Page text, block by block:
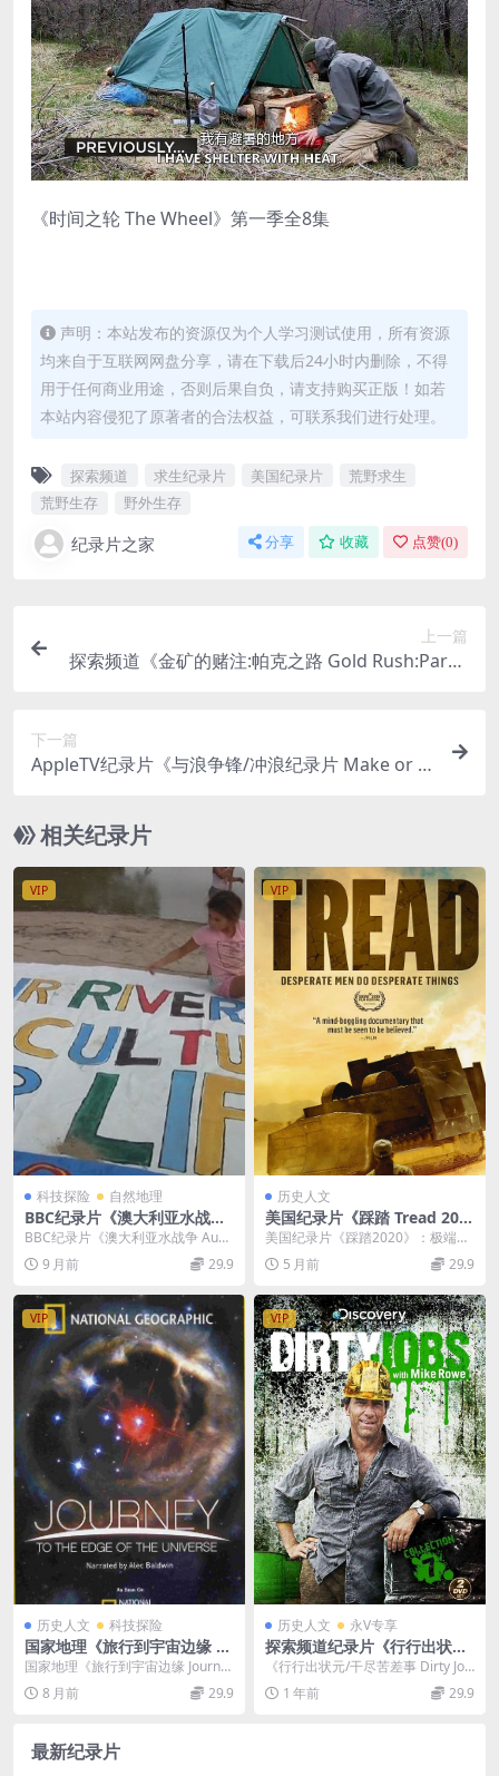
《时间之轮 The Wheel》第一季全8集
声明：本站发布的资源仅为个人学习测试使用，所有资源
均来自于互联网网盘分享，请在下载后24小时内删除，不得
用于任何商业用途，否则后果自负，请支持购买正版！如若
本站内容侵犯了原著者的合法权益，可联系我们进行处理。
探索频道 求生纪录片 美国纪录片
荒野求生
荒野生存
野外生存
纪录片之家 分享 收藏 点赞(0)
上一篇
探索频道《金矿的赌注:帕克之路 Gold Rush:Parke
下一篇
AppleTV纪录片《与浪争锋/冲浪纪录片 Make or B
K超清/2160P/MKV/108G
相关纪录片
VIP
科技探险 自然地理
BBC纪录片《澳大利亚水战争
Australia’s Water Wars 201
9》英语 720P/MKV/550M 澳
大利亚纪录片下载
BBC纪录片《澳大利亚水战争 Aust
ralia’s Water W...
9 月前 29.9
VIP
历史人文
美国纪录片《踩踏 Tread 202
0》英语中英双字 官方纯净版
1080P/MKV/1.68G 恶魔的复
仇
美国纪录片《踩踏2020》：极端复
仇事件的呈现 美国纪录片《踩踏Tr
ead 20...
5 月前 29.9
VIP
历史人文 科技探险
国家地理《旅行到宇宙边缘 Jo
urney To The Edge Of The
Universe》英语中英双字 108
0P/MKV/8.63G 高清百度网盘
国家地理《旅行到宇宙边缘 Journe
y To The Edge Of The ...
8 月前 29.9
VIP
历史人文 永V专享
探索频道纪录片《行行出状元/
干尽苦差事/不可思议工种 Dir
ty Jobs》第1-9季全150集 英
语中字 1080P/MP4/275G
《行行出状元/干尽苦差事 Dirty Job
s》：致敬平凡劳动者的非凡之旅
《行...1 年前 29.9
最新纪录片